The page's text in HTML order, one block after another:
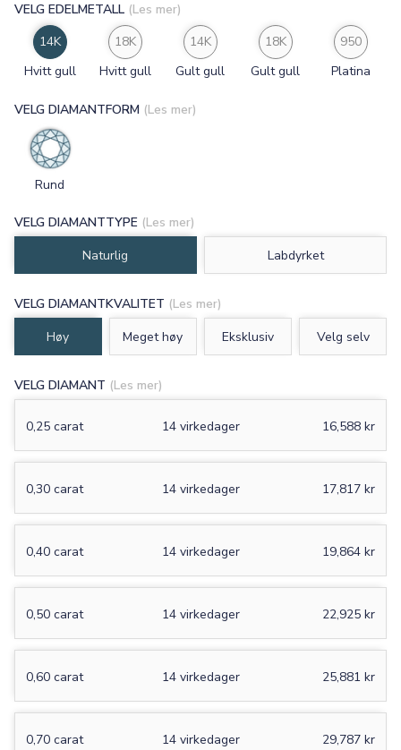
VELG DIAMANTTYPE (Les mer)
Naturlig
Labdyrket
VELG DIAMANTKVALITET (Les mer)
Høy
Meget høy Eksklusiv Velg selv
VELG DIAMANT (Les mer)
0,25 carat 16,588 kr
14 virkedager
0,30 carat 17,817 kr
14 virkedager
0,40 carat 19,864 kr
14 virkedager
0,50 carat 22,925 kr
14 virkedager
0,60 carat 25,881 kr
14 virkedager
0,70 carat 29,787 kr
14 virkedager
VELG EDELMETALL (Les mer)
14K
Hvitt gull
18K
Hvitt gull
14K
Gult gull
18K
Gult gull
950
Platina
VELG DIAMANTFORM (Les mer)
Rund